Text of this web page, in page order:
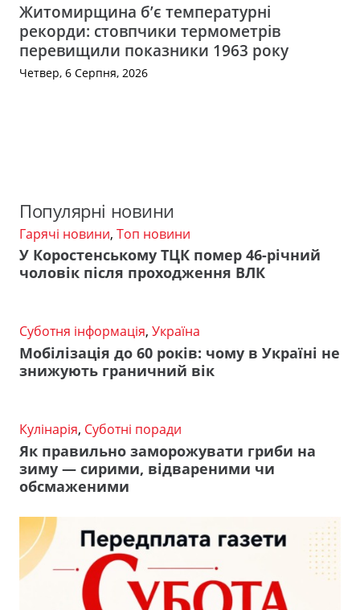
Житомирщина б’є температурні
рекорди: стовпчики термометрів
перевищили показники 1963 року
Четвер, 6 Серпня, 2026
Популярні новини
Гарячі новини, Топ новини
У Коростенському ТЦК помер 46-річний
чоловік після проходження ВЛК
Суботня інформація, Україна
Мобілізація до 60 років: чому в Україні не
знижують граничний вік
Кулінарія, Суботні поради
Як правильно заморожувати гриби на
зиму — сирими, відвареними чи
обсмаженими